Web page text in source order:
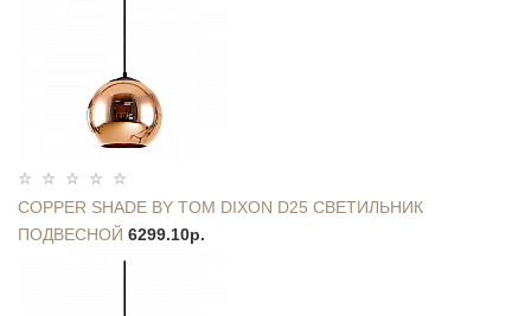
COPPER SHADE BY TOM DIXON D25 СВЕТИЛЬНИК
ПОДВЕСНОЙ 6299.10р.